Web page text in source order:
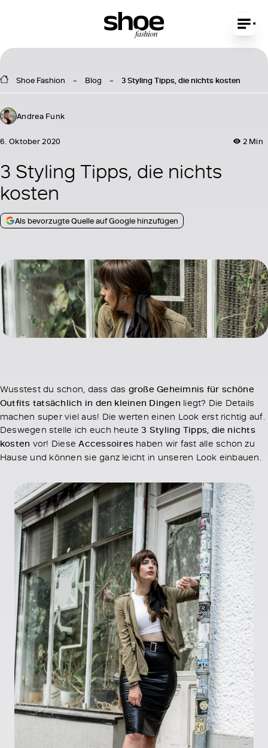
Shoe Fashion Blog 3 Styling Tipps, die nichts kosten
Andrea Funk
2 Min
6. Oktober 2020
3 Styling Tipps, die nichts
kosten
Als bevorzugte Quelle auf Google hinzufügen
Wusstest du schon, dass das große Geheimnis für schöne
Outfits tatsächlich in den kleinen Dingen liegt? Die Details
machen super viel aus! Die werten einen Look erst richtig auf.
Deswegen stelle ich euch heute 3 Styling Tipps, die nichts
kosten vor! DieseAccessoireshaben wir fast alle schon zu
Hause und können sie ganz leicht in unseren Look einbauen.